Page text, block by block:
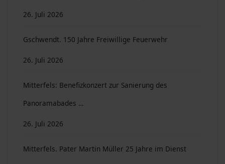
26. Juli 2026
Gschwendt. 150 Jahre Freiwillige Feuerwehr
26. Juli 2026
Mitterfels: Benefizkonzert zur Sanierung des
Panoramabades …
26. Juli 2026
Mitterfels. Pater Martin Müller 25 Jahre im Dienst